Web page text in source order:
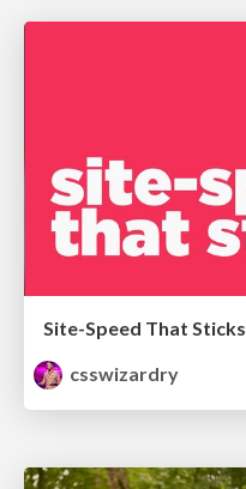
Site-Speed That Sticks
csswizardry